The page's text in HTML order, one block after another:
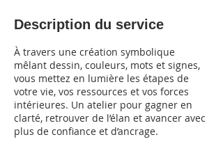
Description du service
À travers une création symbolique
mêlant dessin, couleurs, mots et signes,
vous mettez en lumière les étapes de
votre vie, vos ressources et vos forces
intérieures. Un atelier pour gagner en
clarté, retrouver de l’élan et avancer avec
plus de confiance et d’ancrage.